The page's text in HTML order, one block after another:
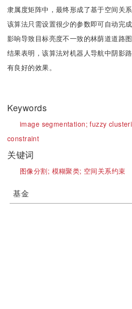
隶属度矩阵中，最终形成了基于空间关
该算法只需设置很少的参数即可自动完
影响导致目标亮度不一致的林荫道道路
结果表明，该算法对机器人导航中阴影
有良好的效果。
Keywords
image segmentation;fuzzy
constraint
关键词
图像分割; 模糊聚类; 空间关系约束
基金